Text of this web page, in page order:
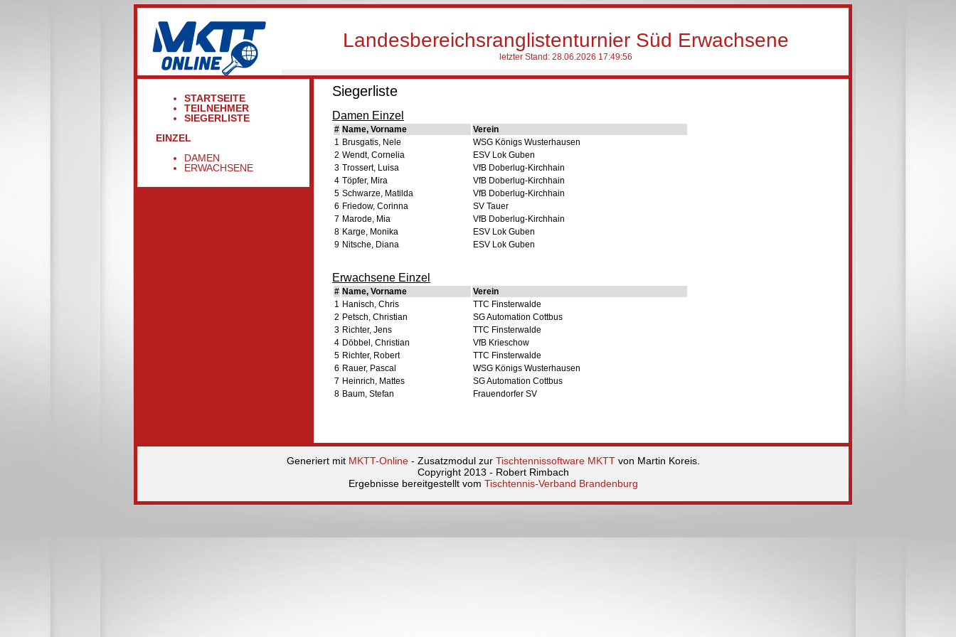
Landesbereichsranglistenturnier Süd Erwachsene
letzter Stand: 28.06.2026 17:49:56
STARTSEITE
TEILNEHMER
SIEGERLISTE
EINZEL
DAMEN
ERWACHSENE
Siegerliste
Damen Einzel
# Name, Vorname
Verein
1 Brusgatis, Nele
WSG Königs Wusterhausen
2 Wendt, Cornelia
ESV Lok Guben
3 Trossert, Luisa
VfB Doberlug-Kirchhain
4 Töpfer, Mira
VfB Doberlug-Kirchhain
5 Schwarze, Matilda
VfB Doberlug-Kirchhain
6 Friedow, Corinna
SV Tauer
7 Marode, Mia
VfB Doberlug-Kirchhain
8 Karge, Monika
ESV Lok Guben
9 Nitsche, Diana ESV Lok Guben
Erwachsene Einzel
# Name, Vorname
Verein
1 Hanisch, Chris
TTC Finsterwalde
2 Petsch, Christian
SG Automation Cottbus
3 Richter, Jens
TTC Finsterwalde
4 Döbbel, Christian
VfB Krieschow
5 Richter, Robert
TTC Finsterwalde
6 Rauer, Pascal
WSG Königs Wusterhausen
7 Heinrich, Mattes
SG Automation Cottbus
8 Baum, Stefan Frauendorfer SV
Generiert mit MKTT-Online- Zusatzmodul zur Tischtennissoftware MKTTvon Martin Koreis.
Copyright 2013 - Robert Rimbach
Ergebnisse bereitgestellt vom Tischtennis-Verband Brandenburg